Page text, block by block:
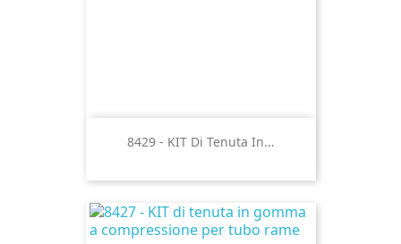
8429 - KIT Di Tenuta In...